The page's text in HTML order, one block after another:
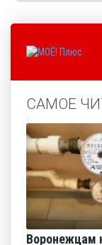
САМОЕ
Воронежцам